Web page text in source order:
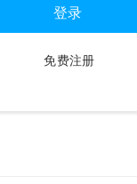
登录
免费注册